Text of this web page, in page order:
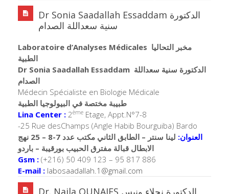
Dr Sonia Saadallah Essaddam الدكتورة
سنية سعداللة الصدام
Laboratoire d’Analyses Médicales مخبر التحاليا
الطبية
Dr Sonia Saadallah Essaddam الدكتورة سنية سعداللة
الصدام
Médecin Spécialiste en Biologie Médicale
طبيبة مختصة في البيولوجيا الطبية
Lina Center : 2ème Etage, Appt.N°7-8
-25 Rue desChamps (Angle Habib Bourguiba) Bardo
العنوان:
لينا سنتر – الطابق الثاني مكتب عدد 7-8 – 25 نهج
الابطال قبالة مفترق الحبيب بورقيبة – باردو
Gsm : (+216) 50 409 123 – 95 817 886
E-mail : labosaadallah.1@gmail.com
Dr. Najla OUNAIES الدكتورة نجلاء ونيس